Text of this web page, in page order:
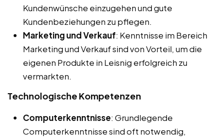
Kundenwünsche einzugehen und gute
Kundenbeziehungen zu pflegen.
Marketing und Verkauf: Kenntnisse im Bereich
Marketing und Verkauf sind von Vorteil, um die
eigenen Produkte in Leisnig erfolgreich zu
vermarkten.
Technologische Kompetenzen
Computerkenntnisse: Grundlegende
Computerkenntnisse sind oft notwendig,